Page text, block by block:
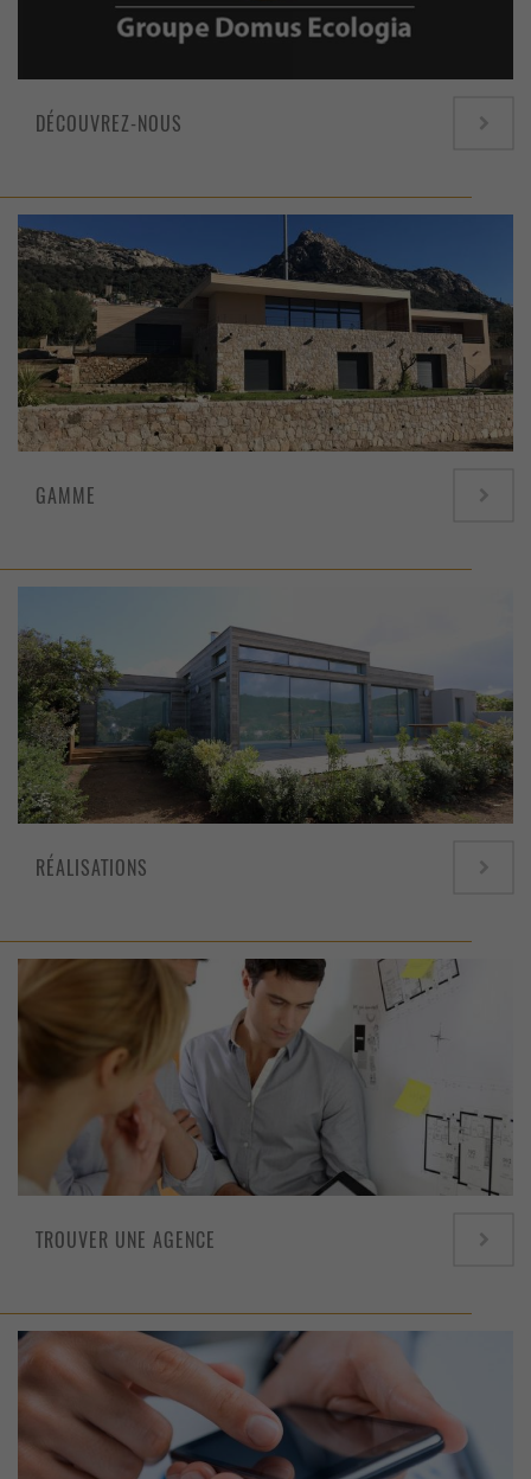
DÉCOUVREZ-NOUS
GAMME
RÉALISATIONS
TROUVER UNE AGENCE